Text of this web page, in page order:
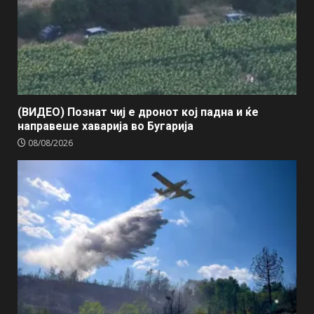
(ВИДЕО) Познат чиј е дронот кој падна и ќе
направеше хаварија во Бугарија
08/08/2026